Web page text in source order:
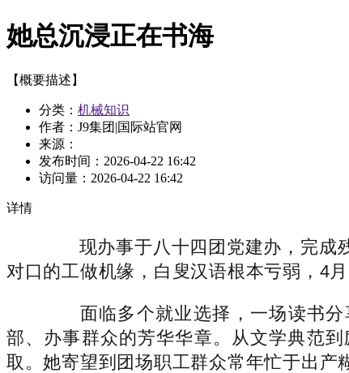
她总沉浸正在书海
【概要描述】
分类： 机械知识
作者：J9集团|国际站官网
来源：
发布时间： 2026-04-22 16:42
访问量： 2026-04-22 16:42
详情
现办事于八十四团党建办，完成残
对口的工做机缘，白叟汉语根本亏弱，4
面临多个就业选择，一场读书分
部、办事群众的芳华华章。从文学典范
取。她寄望到团场职工群众常年忙于出产